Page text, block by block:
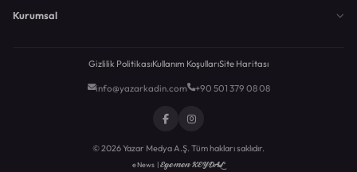
Kurumsal
Gizlilik PolitikasıKullanım KoşullarıSite Haritası
info@yazarkadin.com +90 501 379 08 08
© 2026 Yazar Medya A.Ş. Tüm hakları saklıdır.
eNews |Egemen KEYDAL